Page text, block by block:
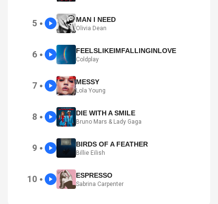
5 ● MAN I NEED
Olivia Dean
6 ● FEELSLIKEIMFALLINGINLOVE
Coldplay
7 ● MESSY
Lola Young
8 ● DIE WITH A SMILE
Bruno Mars & Lady Gaga
9 ● BIRDS OF A FEATHER
Billie Eilish
10 ● ESPRESSO
Sabrina Carpenter